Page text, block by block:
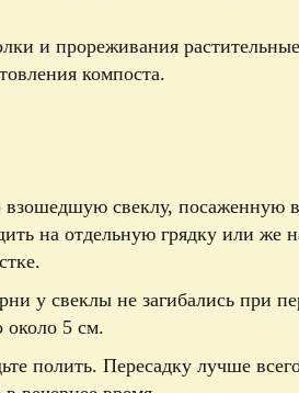
и прореживания
компоста.
взошедшую свеклу, посаженную
на отдельную грядку или же
у свеклы не загибались при
около 5 см.
полить. Пересадку лучше